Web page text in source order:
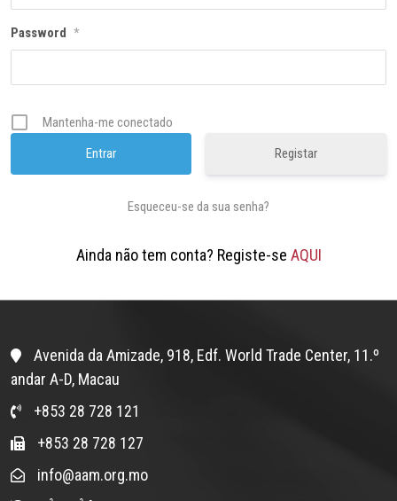
Password *
Mantenha-me conectado
Registar
Esqueceu-se da sua senha?
Ainda não tem conta? Registe-se AQUI
Avenida da Amizade, 918, Edf. World Trade Center, 11.º
andar A-D, Macau
+853 28 728 121
+853 28 728 127
info@aam.org.mo